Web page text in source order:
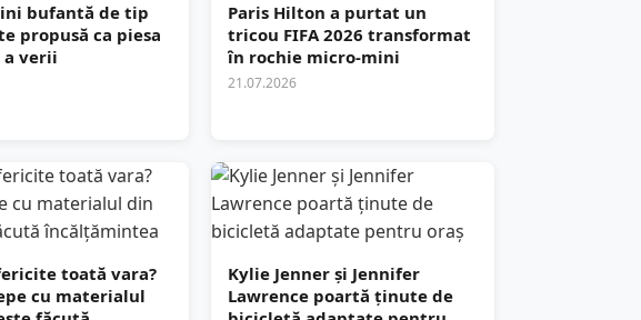
bufantă de tip
propusă ca piesa
a verii
Paris Hilton a purtat un
tricou FIFA 2026 transformat
în rochie micro-mini
21.07.2026
toată vara?
cu materialul
Kylie Jenner și Jennifer
Lawrence poartă ținute de